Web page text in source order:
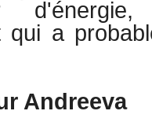
qui a
Andreeva